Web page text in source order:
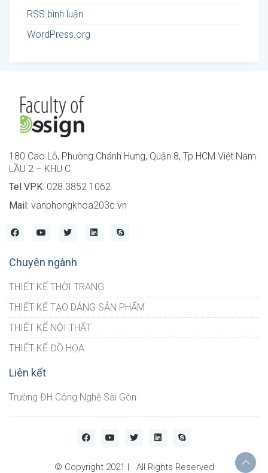
RSS bình luận
WordPress.org
180 Cao Lỗ, Phường Chánh Hưng, Quận 8, Tp.HCM Việt Nam
LẦU 2 – KHU C
Tel VPK: 028.3852 1062
Mail: vanphongkhoa203c.vn
Chuyên ngành
THIẾT KẾ THỜI TRANG
THIẾT KẾ TẠO DÁNG SẢN PHẨM
THIẾT KẾ NỘI THẤT
THIẾT KẾ ĐỒ HỌA
Liên kết
Trường ĐH Công Nghệ Sài Gòn
© Copyright 2021 | All Rights Reserved